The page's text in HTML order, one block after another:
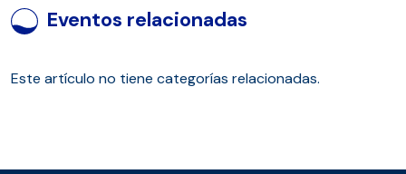
Eventos relacionadas
Este artículo no tiene categorías relacionadas.